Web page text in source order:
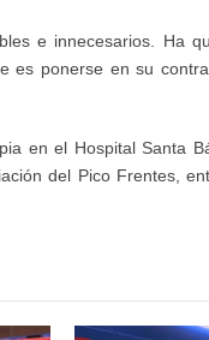
e innecesarios. Ha
es ponerse en su
en el Hospital Santa
del Pico Frentes,